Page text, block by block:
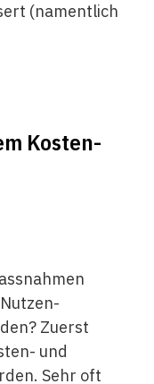
(namentlich
Kosten-
Zuerst
und
Sehr oft